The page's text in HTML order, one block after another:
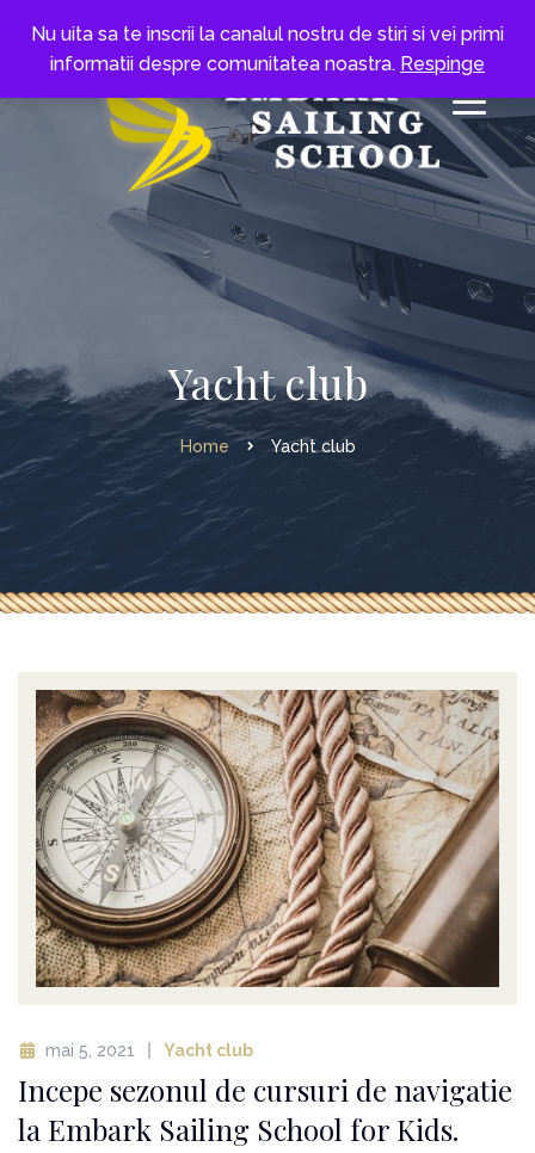
Yacht club
Home Yacht club
mai 5, 2021 Yacht club
Incepe sezonul de cursuri de navigatie
la Embark Sailing School for Kids.
Nu uita sa te inscrii la canalul nostru de stiri si vei primi
informatii despre comunitatea noastra. Respinge